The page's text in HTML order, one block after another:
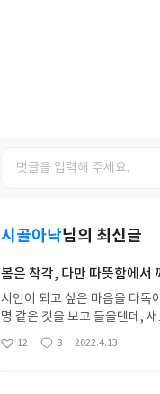
시골아낙님의 최신글
봄은 착각, 다만 따뜻함에서
시인이 되고 싶은 마음을 다독이려, 달래기 위해 시
명 같은 것을 보고 들을텐데, 새로운 세상을 열어버
의 모습이, 간혹, 들끓는 마음, 천지분간없이 무언가와 사랑에 빠졌다 잃어버리는 아프고 강렬한 마음을 느
끼고 싶을 때가 있다. 그러다가 잔잔해지는 마음, 여전히, 마음을 부드럽게 만져주는 시들에 끌린다. 꽃들
좋
12
댓
8
작
2022.4.13